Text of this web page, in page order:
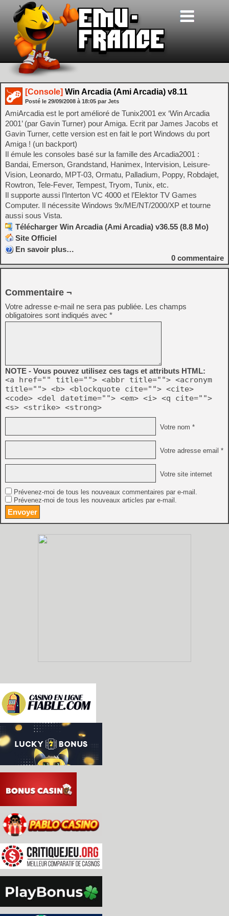
[Console] Win Arcadia (Ami Arcadia) v8.11
Posté le 29/09/2008 à 18:05 par Jets
AmiArcadia est le port amélioré de Tunix2001 ex ‘Win Arcadia
2001’ (par Gavin Turner) pour Amiga. Ecrit par James Jacobs et
Gavin Turner, cette version est en fait le port Windows du port
Amiga ! (un backport)
Il émule les consoles basé sur la famille des Arcadia2001 :
Bandai, Emerson, Grandstand, Hanimex, Intervision, Leisure-
Vision, Leonardo, MPT-03, Ormatu, Palladium, Poppy, Robdajet,
Rowtron, Tele-Fever, Tempest, Tryom, Tunix, etc.
Il supporte aussi l’Interton VC 4000 et l’Elektor TV Games
Computer. Il nécessite Windows 9x/ME/NT/2000/XP et tourne
aussi sous Vista.
Télécharger Win Arcadia (Ami Arcadia) v36.55 (8.8 Mo)
Site Officiel
En savoir plus…
0 commentaire
Commentaire ¬
Votre adresse e-mail ne sera pas publiée. Les champs
obligatoires sont indiqués avec *
NOTE - Vous pouvez utilisez ces tags et attributs HTML:
<a href="" title=""> <abbr title=""> <acronym
title=""> <b> <blockquote cite=""> <cite>
<code> <del datetime=""> <em> <i> <q cite="">
<s> <strike> <strong>
Votre nom *
Votre adresse email *
Votre site internet
Prévenez-moi de tous les nouveaux commentaires par e-mail.
Prévenez-moi de tous les nouveaux articles par e-mail.